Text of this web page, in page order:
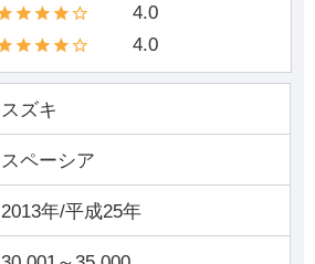
4.0
4.0
スズキ
スペーシア
2013年/平成25年